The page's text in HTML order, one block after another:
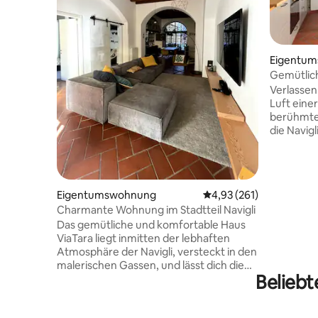
Eigentumswohnung Durchschnittliche
4,93 (261)
Charmante Wohnung im Stadtteil Navigli
Das gemütliche und komfortable Haus
ViaTara liegt inmitten der lebhaften
Atmosphäre der Navigli, versteckt in den
malerischen Gassen, und lässt dich die
Luft
die